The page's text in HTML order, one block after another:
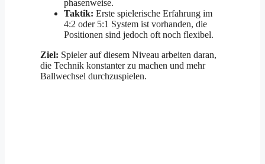
phasenweise.
Taktik: Erste spielerische Erfahrung im
4:2 oder 5:1 System ist vorhanden, die
Positionen sind jedoch oft noch flexibel.
Ziel: Spieler auf diesem Niveau arbeiten daran,
die Technik konstanter zu machen und mehr
Ballwechsel durchzuspielen.